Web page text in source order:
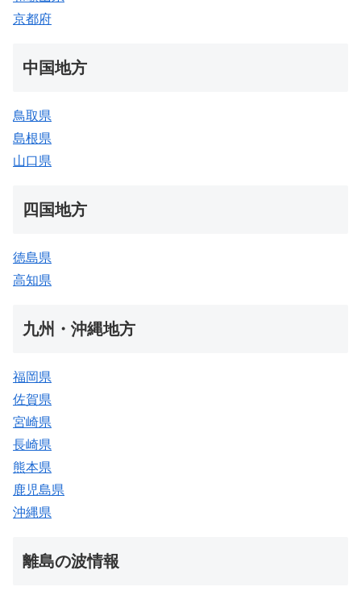
京都府
中国地方
鳥取県
島根県
山口県
四国地方
徳島県
高知県
九州・沖縄地方
福岡県
佐賀県
宮崎県
長崎県
熊本県
鹿児島県
沖縄県
離島の波情報